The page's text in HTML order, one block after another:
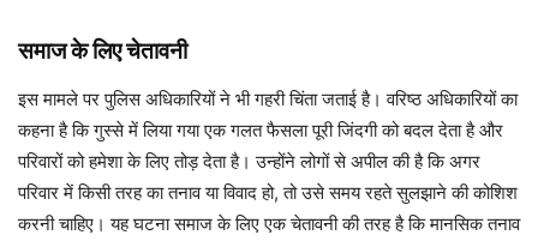
समाज के लिए चेतावनी
इस मामले पर पुलिस अधिकारियों ने भी गहरी चिंता जताई है। वरिष्ठ अधिकारियों का
कहना है कि गुस्से में लिया गया एक गलत फैसला पूरी जिंदगी को बदल देता है और
परिवारों को हमेशा के लिए तोड़ देता है। उन्होंने लोगों से अपील की है कि अगर
परिवार में किसी तरह का तनाव या विवाद हो, तो उसे समय रहते सुलझाने की कोशिश
करनी चाहिए। यह घटना समाज के लिए एक चेतावनी की तरह है कि मानसिक तनाव